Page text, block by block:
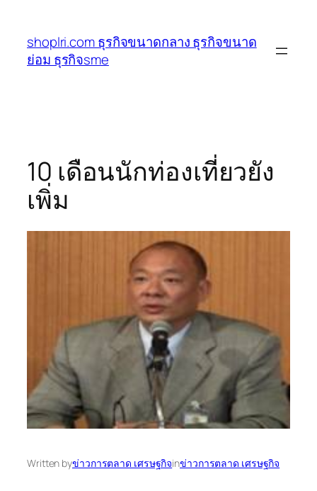
เนื้อหา
shoplri.com ธุรกิจขนาดกลาง ธุรกิจขนาด
ย่อม ธุรกิจsme
10 เดือนนักท่องเที่ยวยัง
เพิ่ม
Written byข่าวการตลาด เศรษฐกิจinข่าวการตลาด เศรษฐกิจ